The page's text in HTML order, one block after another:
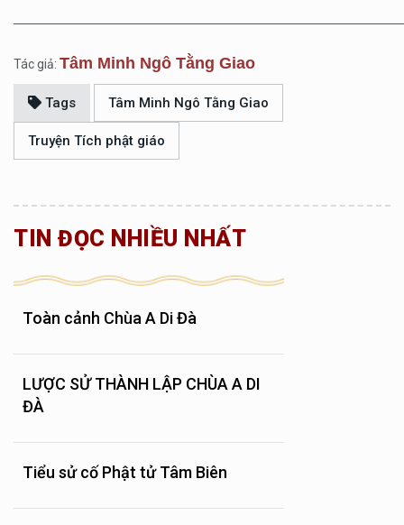
Tác giả: Tâm Minh Ngô Tằng Giao
Tags Tâm Minh Ngô Tằng Giao
Truyện Tích phật giáo
TIN ĐỌC NHIỀU NHẤT
Toàn cảnh Chùa A Di Đà
LƯỢC SỬ THÀNH LẬP CHÙA A DI
ĐÀ
Tiểu sử cố Phật tử Tâm Biên